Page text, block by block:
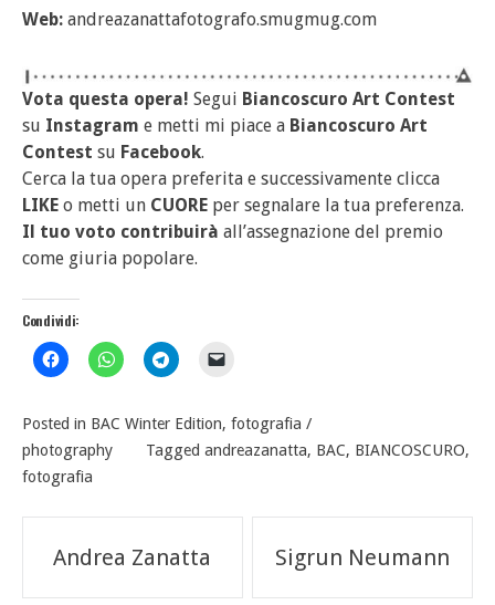
Web: andreazanattafotografo.smugmug.com
Vota questa opera! Segui Biancoscuro Art Contest
su Instagram e metti mi piace a Biancoscuro Art
Contest su Facebook.
Cerca la tua opera preferita e successivamente clicca
LIKE o metti un CUORE per segnalare la tua preferenza.
Il tuo voto contribuirà all’assegnazione del premio
come giuria popolare.
Condividi:
Posted in BAC Winter Edition, fotografia /
photography
Tagged andreazanatta, BAC, BIANCOSCURO,
fotografia
Navigazione
articoli
Andrea Zanatta Sigrun Neumann